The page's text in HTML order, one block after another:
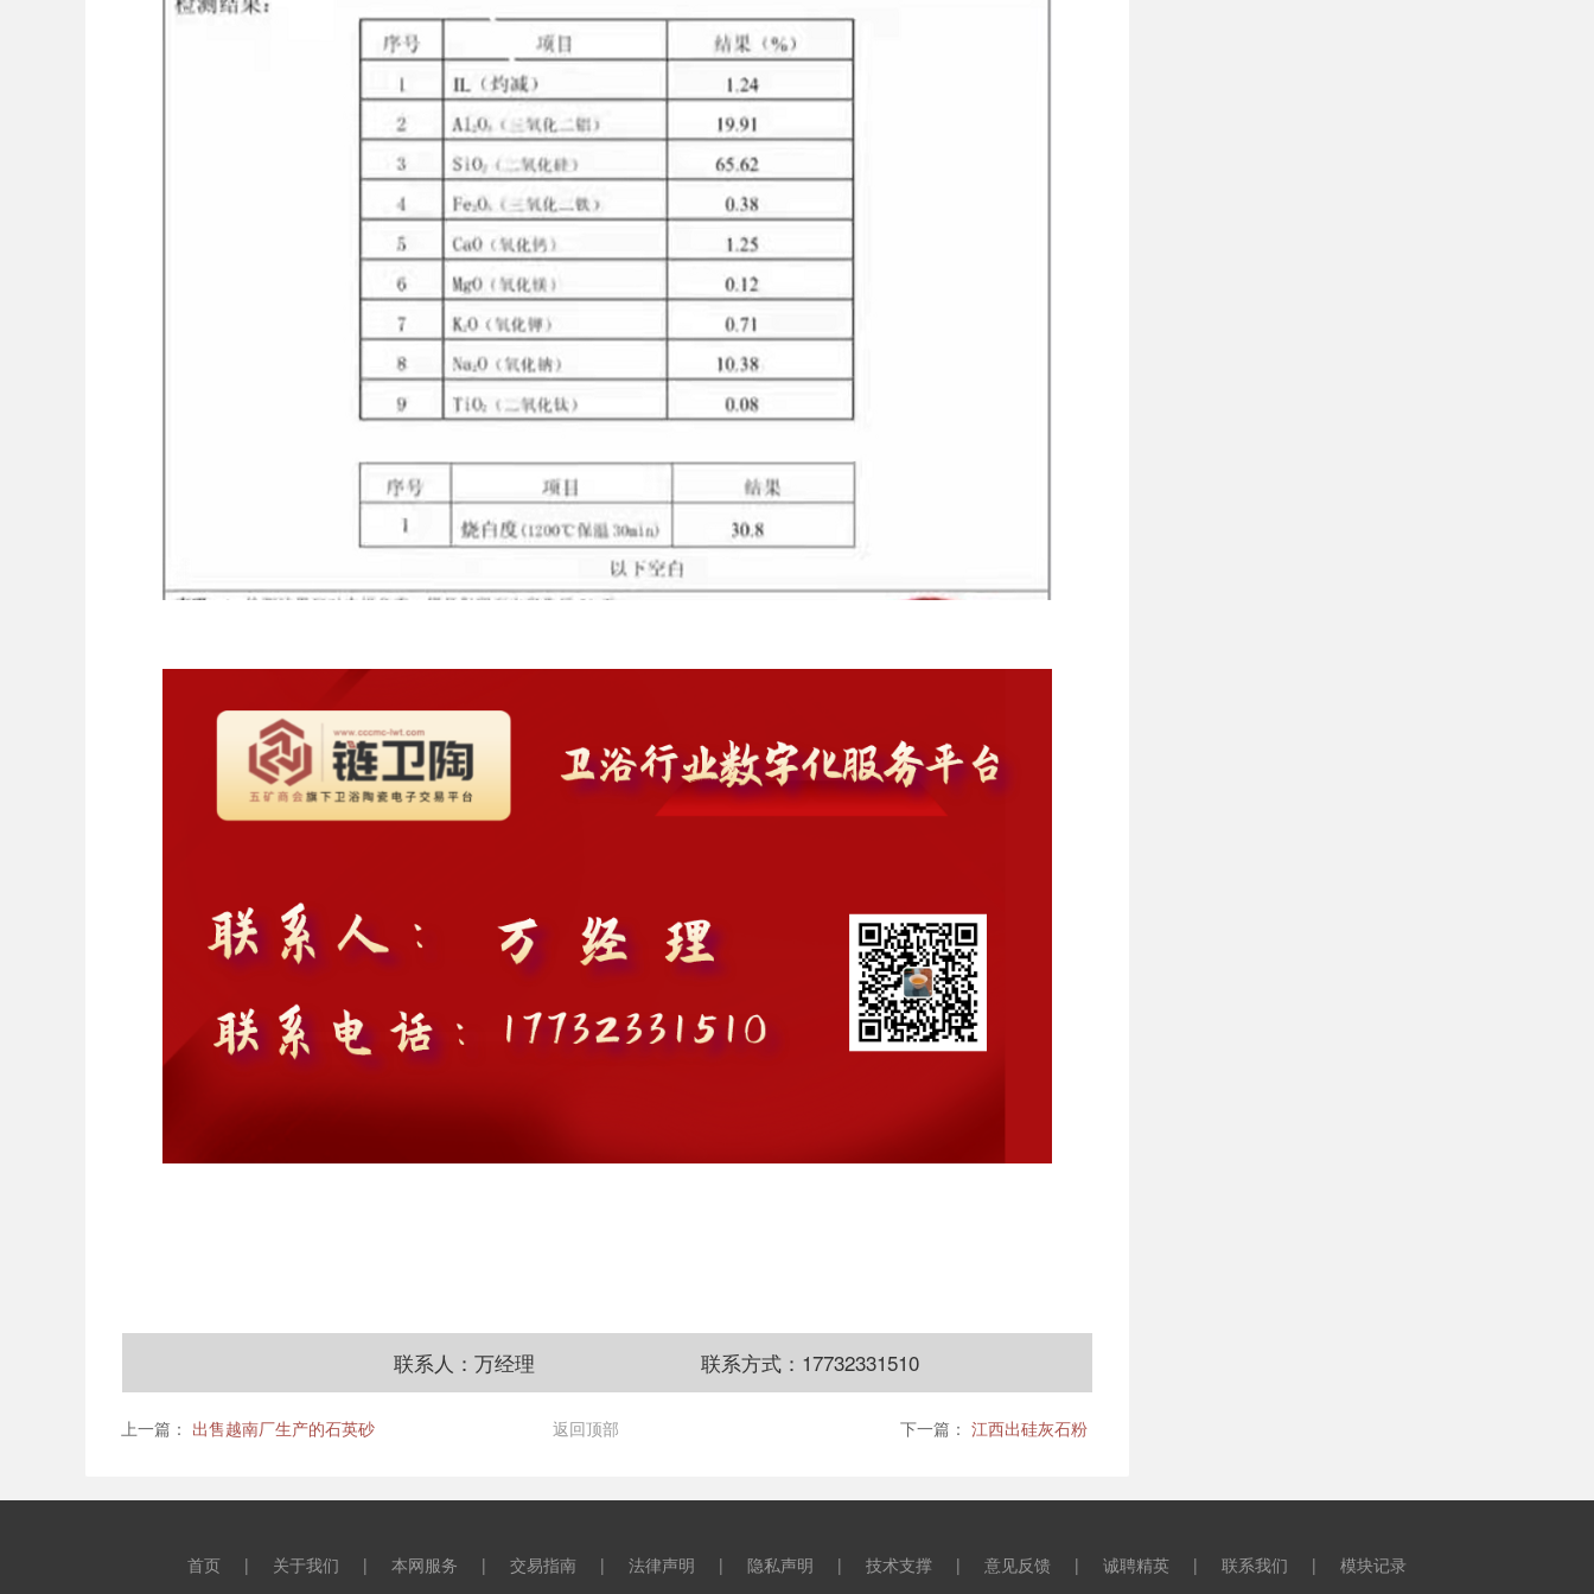
联系人：万经理 联系方式：17732331510
上一篇： 出售越南厂生产的石英砂 返回顶部 下一篇： 江西出硅灰石粉
首页 | 关于我们 | 本网服务 | 交易指南 | 法律声明 | 隐私声明 | 技术支撑 | 意见反馈 | 诚聘精英 | 联系我们 | 模块记录